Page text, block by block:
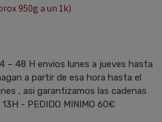
950g a un 1k)
– 48 H envios lunes a jueves hasta
a partir de esa hora hasta el
, asi garantizamos las cadenas
- PEDIDO MINIMO 60€